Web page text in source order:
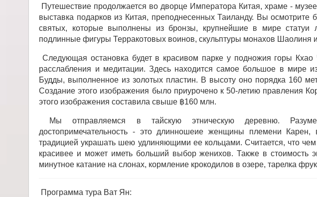
Путешествие продолжается во дворце Императора Китая, храме -
выставка подарков из Китая, преподнесенных Таиланду. Вы осмотрите
святых, которые выполнены из бронзы, крупнейшие в мире статуи
подлинные фигуры Терракотовых воинов, скульптуры монахов Шаолиня
Следующая остановка будет в красивом парке у подножия горы
расслабления и медитации. Здесь находится самое большое в мире
Будды, выполненное из золотых пластин. В высоту оно порядка 160
Создание этого изображения было приурочено к 50-летию правления
этого изображения составила свыше ฿160 млн.
Мы отправляемся в тайскую этническую деревню.
достопримечательность - это длинношеие женщины племени Карен,
традицией украшать шею удлиняющими ее кольцами. Считается, что
красивее и может иметь больший выбор женихов. Также в стоимость
минутное катание на слонах, кормление крокодилов в озере, тарелка
Программа тура Ват Ян: